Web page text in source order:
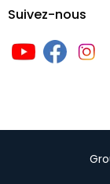
Suivez-nous